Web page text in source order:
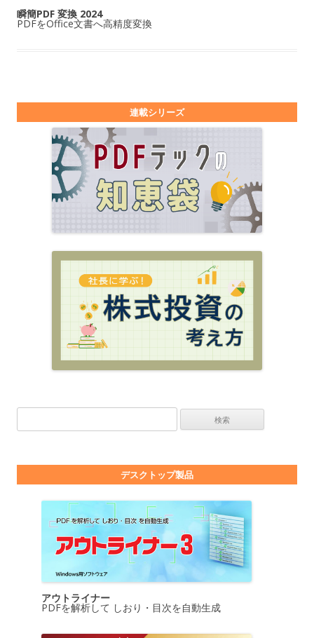
瞬簡PDF 変換 2024
PDFをOffice文書へ高精度変換
連載シリーズ
デスクトップ製品
アウトライナー
PDFを解析して しおり・目次を自動生成